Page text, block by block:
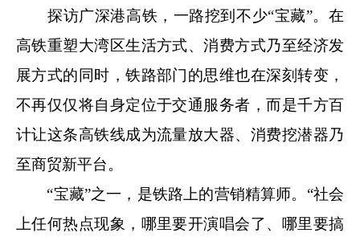
探访广深港高铁，一路挖到不少“宝藏”。在
高铁重塑大湾区生活方式、消费方式乃至经济发
展方式的同时，铁路部门的思维也在深刻转变，
不再仅仅将自身定位于交通服务者，而是千方百
计让这条高铁线成为流量放大器、消费挖潜器乃
至商贸新平台。
“宝藏”之一，是铁路上的营销精算师。“社会
上任何热点现象，哪里要开演唱会了、哪里要搞